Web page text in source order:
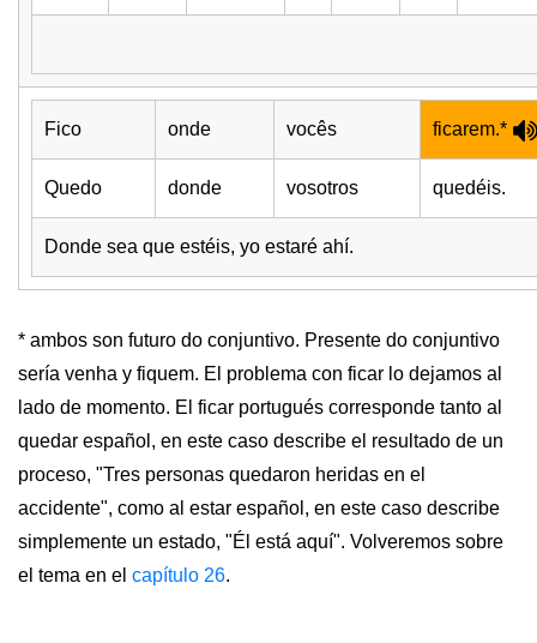
Fico onde vocês ficarem.*
Quedo donde vosotros quedéis.
Donde sea que estéis, yo estaré ahí.
* ambos son futuro do conjuntivo. Presente do conjuntivo
sería venha y fiquem. El problema con ficar lo dejamos al
lado de momento. El ficar portugués corresponde tanto al
quedar español, en este caso describe el resultado de un
proceso, "Tres personas quedaron heridas en el
accidente", como al estar español, en este caso describe
simplemente un estado, "Él está aquí". Volveremos sobre
el tema en el capítulo 26.